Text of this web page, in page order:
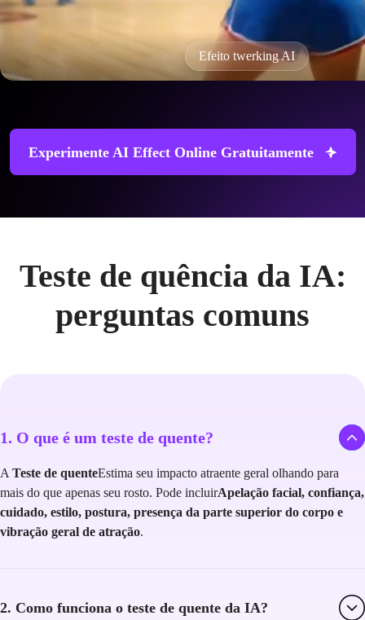
Efeito twerking AI
Experimente AI Effect Online Gratuitamente
Teste de quência da IA:
perguntas comuns
1. O que é um teste de quente?
A Teste de quenteEstima seu impacto atraente geral olhando para
mais do que apenas seu rosto. Pode incluirApelação facial, confiança,
cuidado, estilo, postura, presença da parte superior do corpo e
vibração geral de atração.
2. Como funciona o teste de quente da IA?